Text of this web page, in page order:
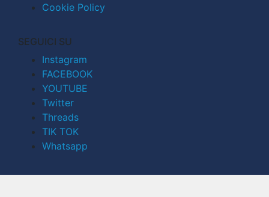
Cookie Policy
SEGUICI SU
Instagram
FACEBOOK
YOUTUBE
Twitter
Threads
TIK TOK
Whatsapp